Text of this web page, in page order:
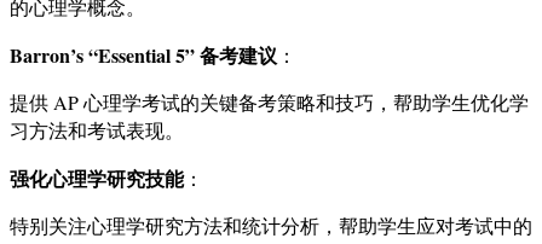
的心理学概念。
Barron’s “Essential 5” 备考建议 ：
提供 AP 心理学考试的关键备考策略和技巧，帮助学生优化学
习方法和考试表现。
强化心理学研究技能：
特别关注心理学研究方法和统计分析，帮助学生应对考试中的